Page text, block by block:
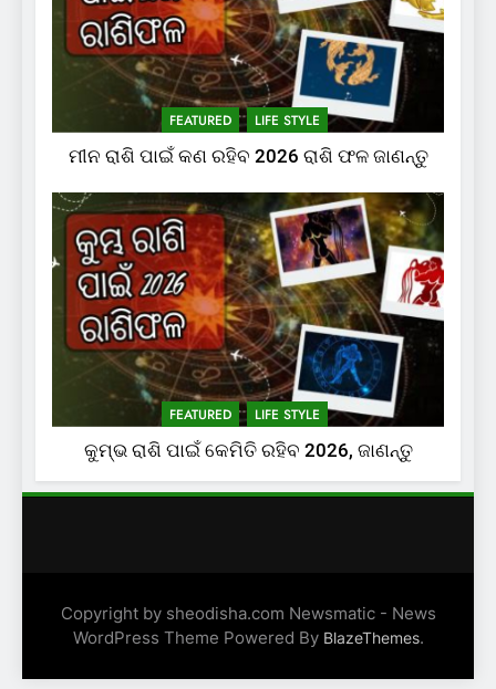
FEATURED LIFE STYLE
ମୀନ ରାଶି ପାଇଁ କଣ ରହିବ 2026 ରାଶି ଫଳ ଜାଣନ୍ତୁ
FEATURED LIFE STYLE
କୁମ୍ଭ ରାଶି ପାଇଁ କେମିତି ରହିବ 2026, ଜାଣନ୍ତୁ
Copyright by sheodisha.com Newsmatic - News
WordPress Theme Powered By BlazeThemes.